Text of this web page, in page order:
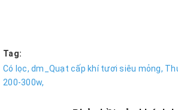
Tag:
Có lọc, dm_Quạt cấp khí tươi siêu mỏng,
200-300w,